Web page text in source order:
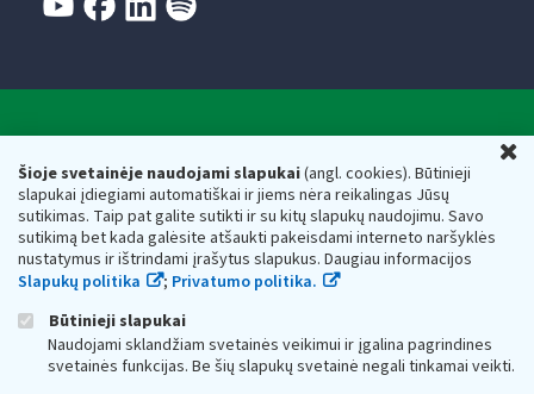
Šioje svetainėje naudojami slapukai(angl. cookies). Būtinieji
slapukai įdiegiami automatiškai ir jiems nėra reikalingas Jūsų
sutikimas. Taip pat galite sutikti ir su kitų slapukų naudojimu. Savo
sutikimą bet kada galėsite atšaukti pakeisdami interneto naršyklės
nustatymus ir ištrindami įrašytus slapukus. Daugiau informacijos
Slapukų politika
; Privatumo politika.
Būtinieji slapukai
Naudojami sklandžiam svetainės veikimui ir įgalina pagrindines
svetainės funkcijas. Be šių slapukų svetainė negali tinkamai veikti.
Respublikos finansų ministerijos
Biudžetinė įstaiga. Juridinio asmens kodas — 188659752,
adresas: Vasario 16-osios g. 14, 01107 Vilnius, Lietuva, el.paštas:
vmi@vmi.lt, E. pristatymo dėžutės adresas 188659752
Duomenys apie Valstybinę mokesčių inspekciją prie Lietuvos
Respublikos finansų ministerijos kaupiami ir saugomi Juridinių